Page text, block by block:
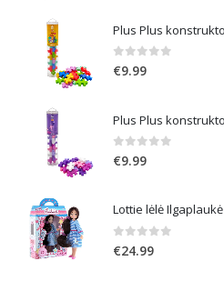
0out of 5
€9.99
0out of 5
€9.99
Lottie lėlė Ilgaplaukė
0out of 5
€24.99